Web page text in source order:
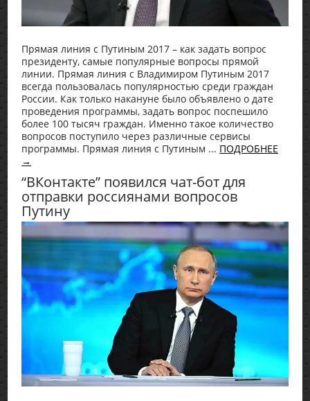
Прямая линия с Путиным 2017 – как задать вопрос
президенту, самые популярные вопросы прямой
линии. Прямая линия с Владимиром Путиным 2017
всегда пользовалась популярностью среди граждан
России. Как только накануне было объявлено о дате
проведения программы, задать вопрос поспешило
более 100 тысяч граждан. Именно такое количество
вопросов поступило через различные сервисы
программы. Прямая линия с Путиным ... ПОДРОБНЕЕ
→
“ВКонтакте” появился чат-бот для
отправки россиянами вопросов
Путину